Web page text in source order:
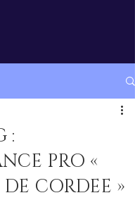
:
PRO «
DE CORDEE »